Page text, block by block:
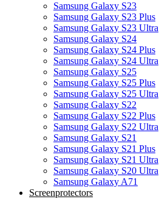
Samsung Galaxy S23
Samsung Galaxy S23 Plus
Samsung Galaxy S23 Ultra
Samsung Galaxy S24
Samsung Galaxy S24 Plus
Samsung Galaxy S24 Ultra
Samsung Galaxy S25
Samsung Galaxy S25 Plus
Samsung Galaxy S25 Ultra
Samsung Galaxy S22
Samsung Galaxy S22 Plus
Samsung Galaxy S22 Ultra
Samsung Galaxy S21
Samsung Galaxy S21 Plus
Samsung Galaxy S21 Ultra
Samsung Galaxy S20 Ultra
Samsung Galaxy A71
Screenprotectors